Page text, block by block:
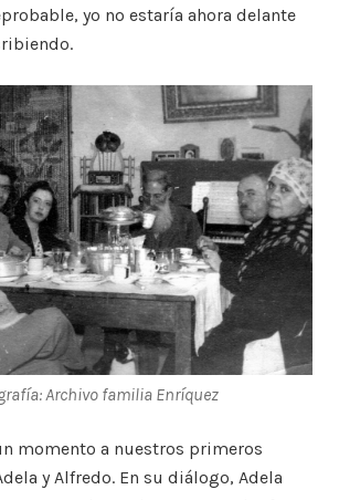
yo no estaría ahora delante
Archivo familia Enríquez
momento a nuestros primeros
y Alfredo. En su diálogo, Adela